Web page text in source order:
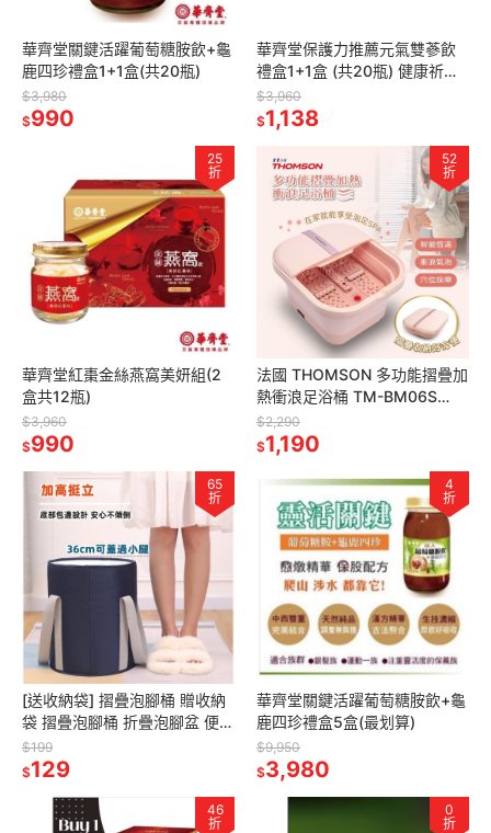
華齊堂關鍵活躍葡萄糖胺飲+龜
鹿四珍禮盒1+1盒(共20瓶)
$3,980
$990
華齊堂保護力推薦元氣雙蔘飲
禮盒1+1盒 (共20瓶) 健康祈願
幸福
$3,960
$1,138
25
折
華齊堂紅棗金絲燕窩美妍組(2
盒共12瓶)
$3,960
$990
52
折
法國 THOMSON 多功能摺疊加
熱衝浪足浴桶 TM-BM06S
TM-BM07S 泡腳 泡 足浴 加熱
桶 足浴機 按摩
$2,290
$1,190
65
折
[送收納袋] 摺疊泡腳桶 贈收納
袋 摺疊泡腳桶 折疊泡腳盆 便攜
泡腳桶 折疊足浴盆戶外 摺疊水
桶泡
$199
$129
4
折
華齊堂關鍵活躍葡萄糖胺飲+龜
鹿四珍禮盒5盒(最划算)
$9,950
$3,980
46
折
0
折